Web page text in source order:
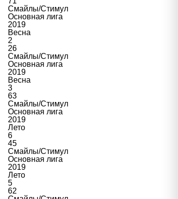
Смайлы/Стимул
Основная лига
2019
Весна
2
26
Смайлы/Стимул
Основная лига
2019
Весна
3
63
Смайлы/Стимул
Основная лига
2019
Лето
6
45
Смайлы/Стимул
Основная лига
2019
Лето
5
62